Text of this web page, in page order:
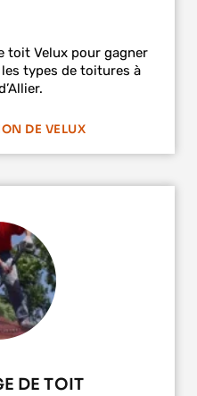
toit Velux pour gagner
types de toitures à
DE VELUX
DE TOIT